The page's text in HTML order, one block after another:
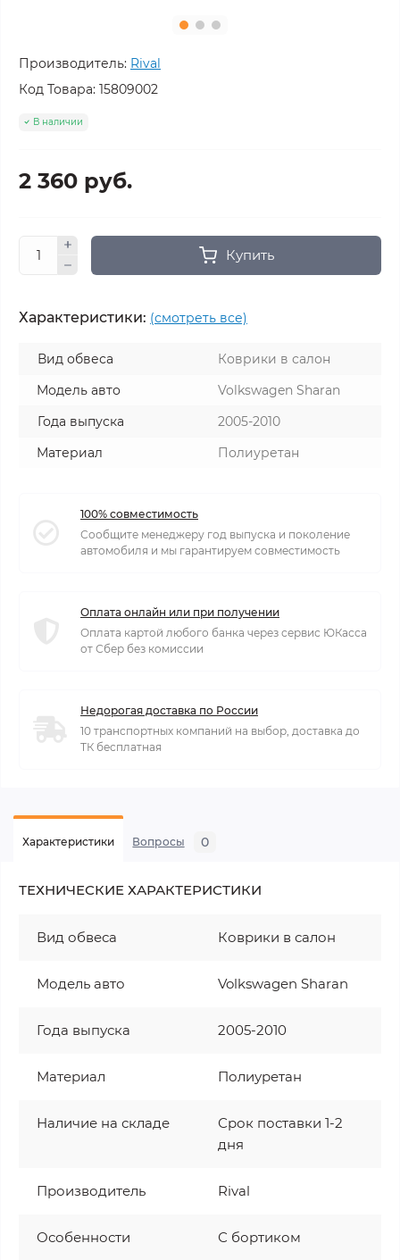
Производитель: Rival
Код Товара: 15809002
В наличии
2 360 руб.
Купить
Характеристики: (смотреть все)
Вид обвеса
Коврики в салон
Модель авто
Volkswagen Sharan
Года выпуска
2005-2010
Материал
Полиуретан
100% совместимость
Сообщите менеджеру год выпуска и поколение
автомобиля и мы гарантируем совместимость
Оплата онлайн или при получении
Оплата картой любого банка через сервис ЮКасса
от Сбер без комиссии
Недорогая доставка по России
10 транспортных компаний на выбор, доставка до
ТК бесплатная
Характеристики Вопросы 0
ТЕХНИЧЕСКИЕ ХАРАКТЕРИСТИКИ
Вид обвеса Коврики в салон
Модель авто Volkswagen Sharan
Года выпуска 2005-2010
Материал Полиуретан
Наличие на складе
Срок поставки 1-2
дня
Производитель Rival
Особенности С бортиком